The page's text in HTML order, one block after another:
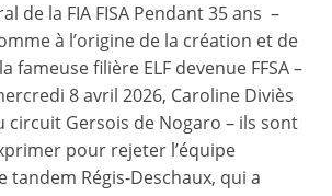
de la FIA FISA Pendant 35 ans –
à l’origine de la création et de
fameuse filière ELF devenue FFSA –
8 avril 2026, Caroline Diviès
circuit Gersois de Nogaro – ils sont
pour rejeter l’équipe
tandem Régis-Deschaux, qui a